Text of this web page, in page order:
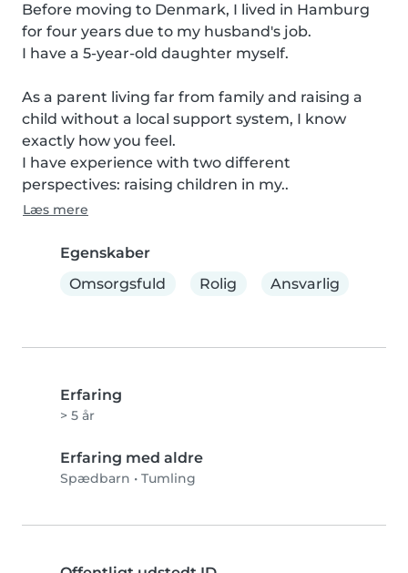
Before moving to Denmark, I lived in Hamburg
for four years due to my husband's job.
I have a 5-year-old daughter myself.
As a parent living far from family and raising a
child without a local support system, I know
exactly how you feel.
I have experience with two different
perspectives: raising children in my..
Læs mere
Egenskaber
Omsorgsfuld
Rolig Ansvarlig
Erfaring
> 5 år
Erfaring med aldre
Spædbarn • Tumling